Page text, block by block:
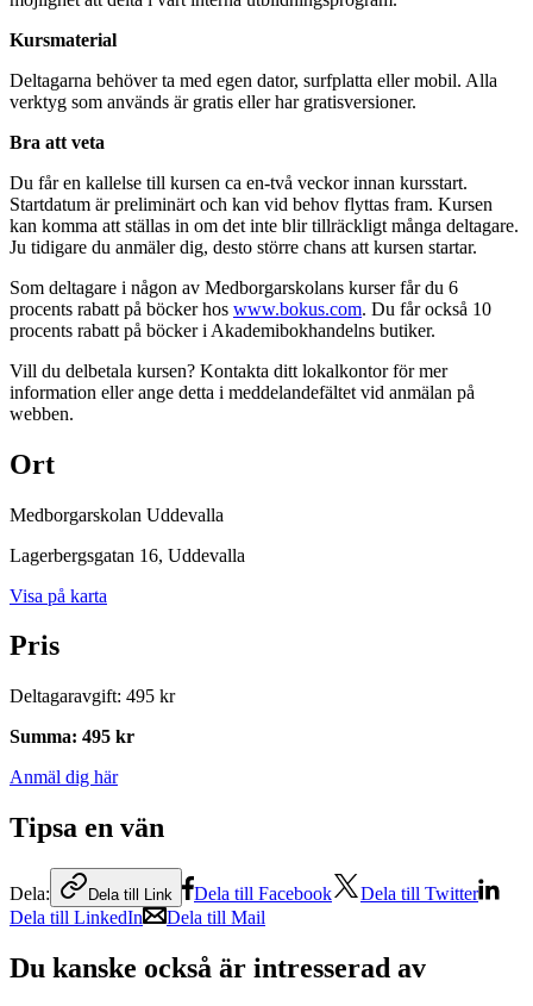
Kursmaterial
Deltagarna behöver ta med egen dator, surfplatta eller mobil. Alla
verktyg som används är gratis eller har gratisversioner.
Bra att veta
Du får en kallelse till kursen ca en-två veckor innan kursstart.
Startdatum är preliminärt och kan vid behov flyttas fram. Kursen
kan komma att ställas in om det inte blir tillräckligt många deltagare.
Ju tidigare du anmäler dig, desto större chans att kursen startar.
Som deltagare i någon av Medborgarskolans kurser får du 6
procents rabatt på böcker hos www.bokus.com. Du får också 10
procents rabatt på böcker i Akademibokhandelns butiker.
Vill du delbetala kursen? Kontakta ditt lokalkontor för mer
information eller ange detta i meddelandefältet vid anmälan på
webben.
Ort
Medborgarskolan Uddevalla
Lagerbergsgatan 16, Uddevalla
Visa på karta
Pris
Deltagaravgift: 495 kr
Summa: 495 kr
Anmäl dig här
Tipsa en vän
Dela: Dela till Link Dela till Facebook
Dela till Twitter
Dela till LinkedIn
Dela till Mail
Du kanske också är intresserad av